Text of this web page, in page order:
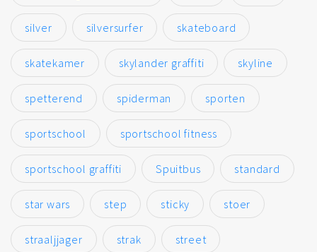
silver silversurfer skateboard
skatekamer skylander graffiti skyline
spetterend spiderman sporten
sportschool sportschool fitness
sportschool graffiti Spuitbus standard
star wars step sticky stoer
straaljjager strak street